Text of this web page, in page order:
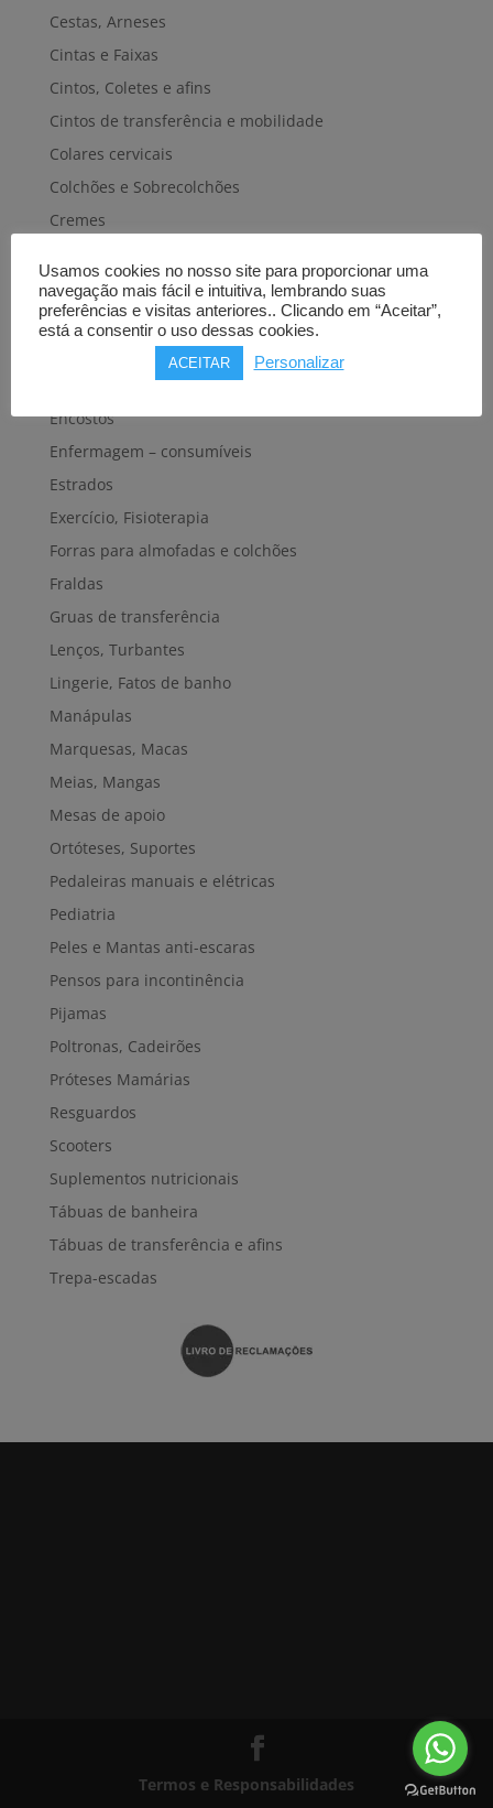
Cestas, Arneses
Cintas e Faixas
Cintos, Coletes e afins
Cintos de transferência e mobilidade
Colares cervicais
Colchões e Sobrecolchões
Cremes
Cuidados pele e cabelo
Discos e almofadas giratórios
Dispositivos eletrónicos
Elevadores de banho
Encostos
Enfermagem – consumíveis
Estrados
Exercício, Fisioterapia
Forras para almofadas e colchões
Fraldas
Gruas de transferência
Lenços, Turbantes
Lingerie, Fatos de banho
Manápulas
Marquesas, Macas
Meias, Mangas
Mesas de apoio
Ortóteses, Suportes
Pedaleiras manuais e elétricas
Pediatria
Peles e Mantas anti-escaras
Pensos para incontinência
Pijamas
Poltronas, Cadeirões
Próteses Mamárias
Resguardos
Scooters
Suplementos nutricionais
Tábuas de banheira
Tábuas de transferência e afins
Trepa-escadas
Termos e Responsabilidades
Usamos cookies no nosso site para proporcionar uma
navegação mais fácil e intuitiva, lembrando suas
preferências e visitas anteriores.. Clicando em “Aceitar”,
está a consentir o uso dessas cookies.
ACEITAR Personalizar